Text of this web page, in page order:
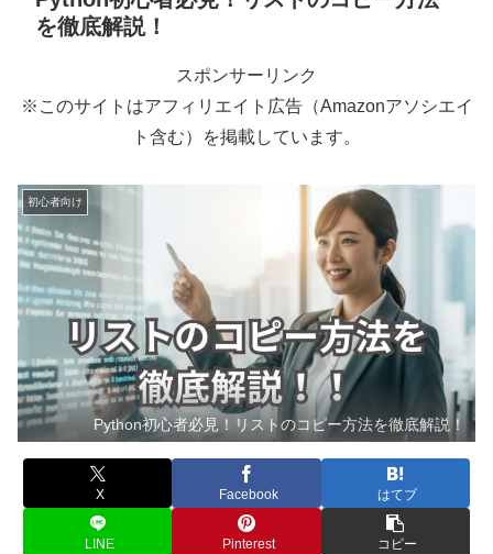
を徹底解説！
スポンサーリンク
※このサイトはアフィリエイト広告（Amazonアソシエイ
ト含む）を掲載しています。
初心者向け
Python初心者必見！リストのコピー方法を徹底解説！
X Facebook はてブ
LINE Pinterest コピー